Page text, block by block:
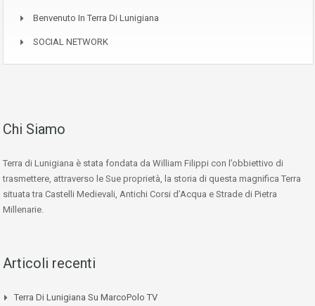
Benvenuto In Terra Di Lunigiana
SOCIAL NETWORK
Chi Siamo
Terra di Lunigiana è stata fondata da William Filippi con l’obbiettivo di
trasmettere, attraverso le Sue proprietà, la storia di questa magnifica Terra
situata tra Castelli Medievali, Antichi Corsi d’Acqua e Strade di Pietra
Millenarie.
Articoli recenti
Terra Di Lunigiana Su MarcoPolo TV